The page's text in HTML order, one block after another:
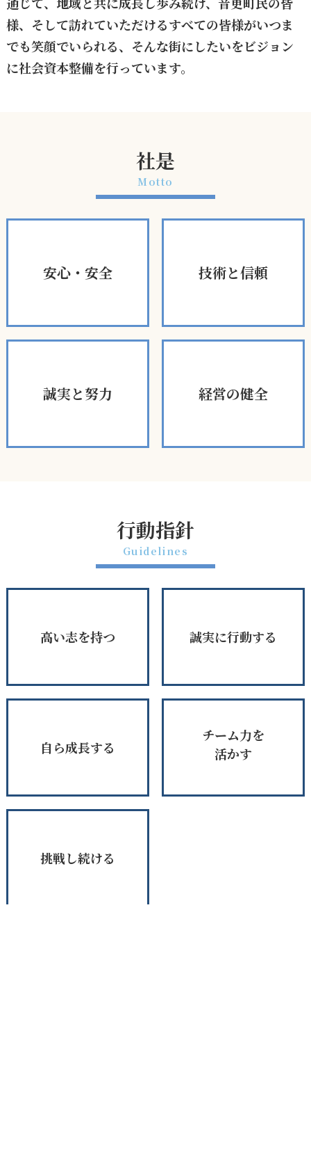
私達が大切にすること
誠実・努力
様、そして訪れていただけるすべての皆様がいつま
でも笑顔でいられる、そんな街にしたいをビジョン
に社会資本整備を行っています。
社是
Motto
安心・安全 技術と信頼
誠実と努力 経営の健全
行動指針
Guidelines
高い志を持つ 誠実に行動する
自ら成長する
チーム力を
活かす
挑戦し続ける